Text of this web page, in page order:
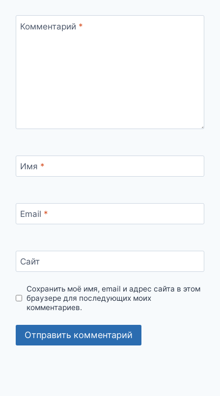
Комментарий *
Имя *
Email *
Сайт
Сохранить моё имя, email и адрес сайта в этом
браузере для последующих моих
комментариев.